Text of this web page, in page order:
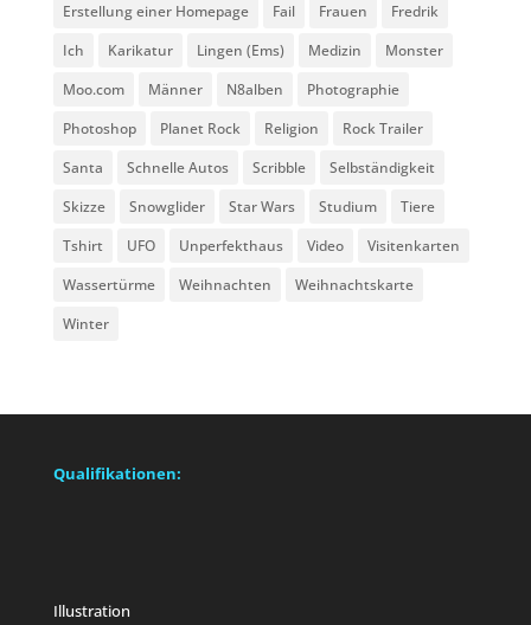
Erstellung einer Homepage
Fail Frauen
Fredrik
Ich
Karikatur Lingen (Ems) Medizin
Monster
Moo.com
Männer N8alben
Photographie
Photoshop
Planet Rock Religion
Rock Trailer
Santa
Schnelle Autos Scribble
Selbständigkeit
Skizze
Snowglider Star Wars Studium
Tiere
Tshirt
UFO Unperfekthaus Video
Visitenkarten
Wassertürme
Weihnachten
Weihnachtskarte
Winter
Qualifikationen:
Illustration